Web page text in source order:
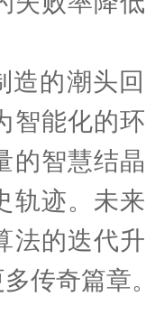
的潮头回
智能化的
的智慧结
轨迹。未
法的迭代
传奇篇章